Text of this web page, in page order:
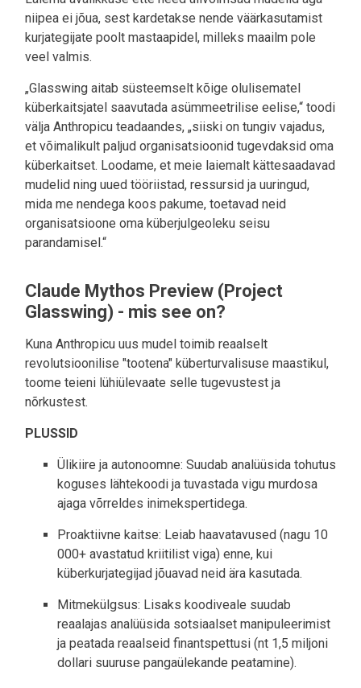
niipea ei jõua, sest kardetakse nende väärkasutamist
kurjategijate poolt mastaapidel, milleks maailm pole
veel valmis.
„Glasswing aitab süsteemselt kõige olulisematel
küberkaitsjatel saavutada asümmeetrilise eelise,“ toodi
välja Anthropicu teadaandes, „siiski on tungiv vajadus,
et võimalikult paljud organisatsioonid tugevdaksid oma
küberkaitset. Loodame, et meie laiemalt kättesaadavad
mudelid ning uued tööriistad, ressursid ja uuringud,
mida me nendega koos pakume, toetavad neid
organisatsioone oma küberjulgeoleku seisu
parandamisel.“
Claude Mythos Preview (Project
Glasswing) - mis see on?
Kuna Anthropicu uus mudel toimib reaalselt
revolutsioonilise "tootena" küberturvalisuse maastikul,
toome teieni lühiülevaate selle tugevustest ja
nõrkustest.
PLUSSID
Ülikiire ja autonoomne: Suudab analüüsida tohutus
koguses lähtekoodi ja tuvastada vigu murdosa
ajaga võrreldes inimekspertidega.
Proaktiivne kaitse: Leiab haavatavused (nagu 10
000+ avastatud kriitilist viga) enne, kui
küberkurjategijad jõuavad neid ära kasutada.
Mitmekülgsus: Lisaks koodiveale suudab
reaalajas analüüsida sotsiaalset manipuleerimist
ja peatada reaalseid finantspettusi (nt 1,5 miljoni
dollari suuruse pangaülekande peatamine).